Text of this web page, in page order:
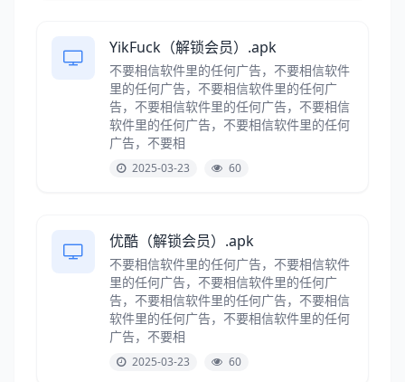
YikFuck（解锁会员）.apk
不要相信软件里的任何广告，不要相信软件
里的任何广告，不要相信软件里的任何广
告，不要相信软件里的任何广告，不要相信
软件里的任何广告，不要相信软件里的任何
广告，不要相
2025-03-23 60
优酷（解锁会员）.apk
不要相信软件里的任何广告，不要相信软件
里的任何广告，不要相信软件里的任何广
告，不要相信软件里的任何广告，不要相信
软件里的任何广告，不要相信软件里的任何
广告，不要相
2025-03-23 60